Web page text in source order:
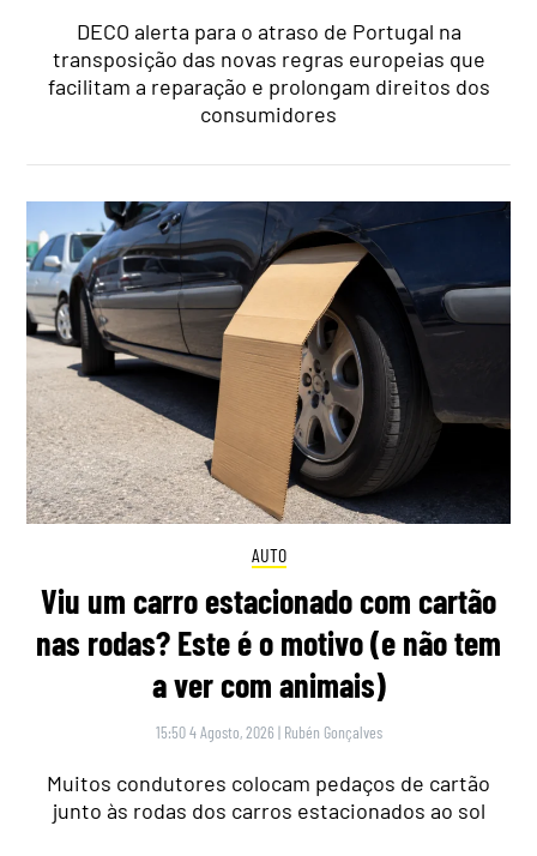
DECO alerta para o atraso de Portugal na
transposição das novas regras europeias que
facilitam a reparação e prolongam direitos dos
consumidores
AUTO
Viu um carro estacionado com cartão
nas rodas? Este é o motivo (e não tem
a ver com animais)
15:50 4 Agosto, 2026 | Rubén Gonçalves
Muitos condutores colocam pedaços de cartão
junto às rodas dos carros estacionados ao sol